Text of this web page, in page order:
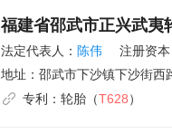
福建省邵武市正兴武夷
法定代表人： 陈伟 注册资
地址： 邵武市下沙镇下沙街西
专利： 轮胎（T628）